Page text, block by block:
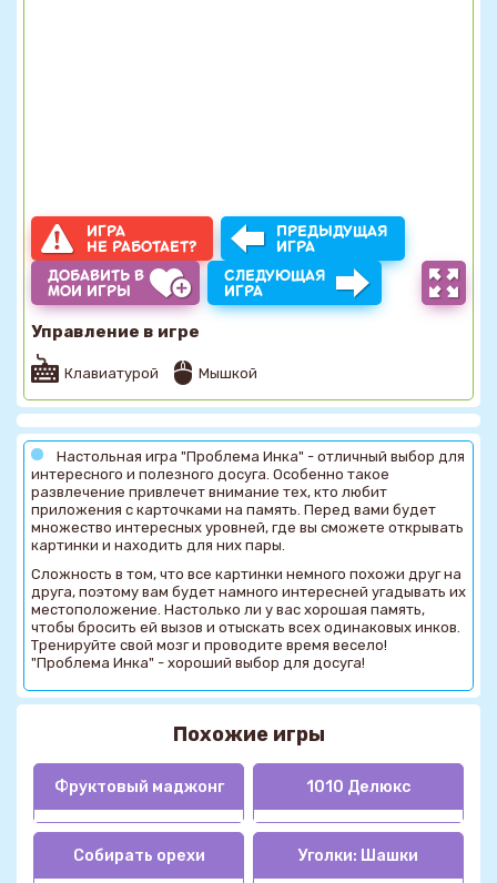
ИГРА
НЕ РАБОТАЕТ?
ПРЕДЫДУЩАЯ
ИГРА
ДОБАВИТЬ В
МОИ ИГРЫ
СЛЕДУЮЩАЯ
ИГРА
Управление в игре
Клавиатурой Мышкой
Настольная игра "Проблема Инка" - отличный выбор для
интересного и полезного досуга. Особенно такое
развлечение привлечет внимание тех, кто любит
приложения с карточками на память. Перед вами будет
множество интересных уровней, где вы сможете открывать
картинки и находить для них пары.
Сложность в том, что все картинки немного похожи друг на
друга, поэтому вам будет намного интересней угадывать их
местоположение. Настолько ли у вас хорошая память,
чтобы бросить ей вызов и отыскать всех одинаковых инков.
Тренируйте свой мозг и проводите время весело!
"Проблема Инка" - хороший выбор для досуга!
Похожие игры
Фруктовый маджонг 1010 Делюкс
Собирать орехи Уголки: Шашки